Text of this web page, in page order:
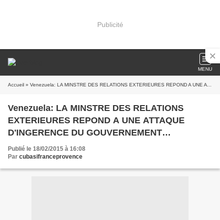
Publicité
MENU
Accueil » Venezuela: LA MINSTRE DES RELATIONS EXTERIEURES REPOND A UNE ATTAQUE D'INGERENCE DU GOUVERNEMENT ESPAGNOL
Venezuela: LA MINSTRE DES RELATIONS
EXTERIEURES REPOND A UNE ATTAQUE
D'INGERENCE DU GOUVERNEMENT
ESPAGNOL
Publié le 18/02/2015 à 16:08
Par cubasifranceprovence